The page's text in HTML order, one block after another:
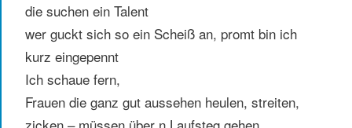
die suchen ein Talent
wer guckt sich so ein Scheiß an, promt bin ich
kurz eingepennt
Ich schaue fern,
Frauen die ganz gut aussehen heulen, streiten,